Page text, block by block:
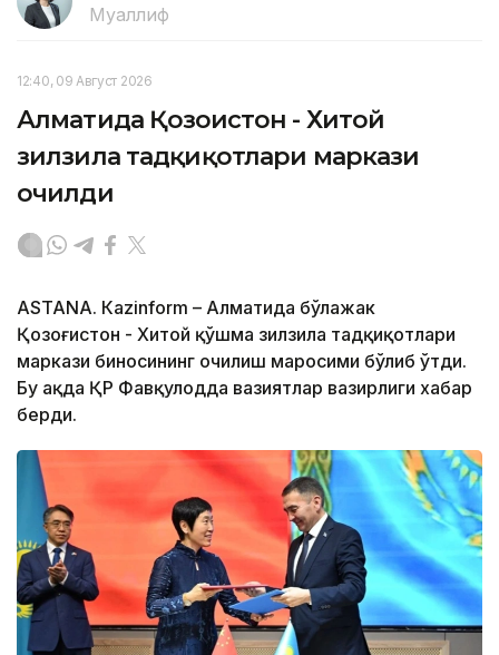
Муаллиф
12:40, 09 Август 2026
Алматида Қозоғистон - Хитой
зилзила тадқиқотлари маркази
очилди
ASTANА. Кazinform – Алматида бўлажак
Қозоғистон - Хитой қўшма зилзила тадқиқотлари
маркази биносининг очилиш маросими бўлиб ўтди.
Бу ҳақда ҚР Фавқулодда вазиятлар вазирлиги хабар
берди.